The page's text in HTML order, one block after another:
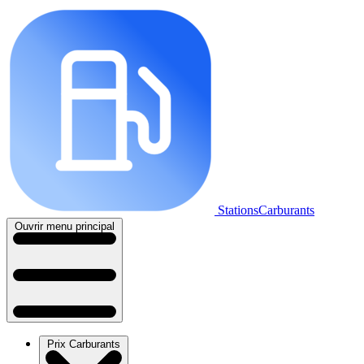
StationsCarburants
Ouvrir menu principal
Prix Carburants